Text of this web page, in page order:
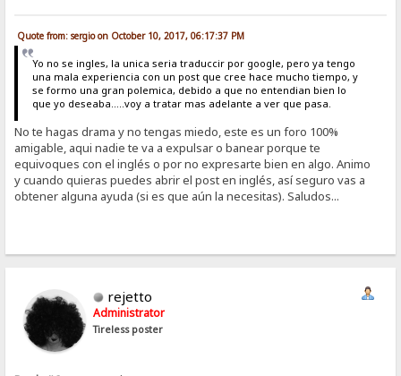
Quote from: sergio on October 10, 2017, 06:17:37 PM
Yo no se ingles, la unica seria traduccir por google, pero ya tengo
una mala experiencia con un post que cree hace mucho tiempo, y
se formo una gran polemica, debido a que no entendian bien lo
que yo deseaba.....voy a tratar mas adelante a ver que pasa.
No te hagas drama y no tengas miedo, este es un foro 100%
amigable, aqui nadie te va a expulsar o banear porque te
equivoques con el inglés o por no expresarte bien en algo. Animo
y cuando quieras puedes abrir el post en inglés, así seguro vas a
obtener alguna ayuda (si es que aún la necesitas). Saludos...
rejetto
Administrator
Tireless poster